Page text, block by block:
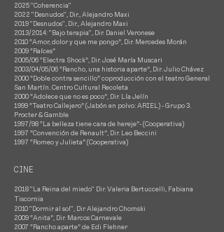
2025 "Coherencia"
2022 "Desnudos", Dir., Alejandro Maxi
2019 "Desnudos", Dir., Alejandro Maxi
2013/2014: "Bajo terapia", Dir. Daniel Veronese
2010 “Amor, dolor y que me pongo”, Dir. Mercedes Morán
2009 “Raíces”
2005/06 “Electra Shock”, Dir. José María Muscari
2003/04/05/06 “Rancho, una historia aparte”, Dir. Julio Chávez
2000 “Doble contra sencillo” coproducción con el teatro General
San Martín. Centro Cultural Recoleta
2000 “Adolece que no es poco”, Dir. Lía Jelín
1999 “Teatro Callejero” (Jabón en polvo: ARIEL) - Grupo 3.
Procter & Gamble
1997/98 “La belleza tiene cara de hereje”- (Cooperativa)
1997 “Convención de Renault”, Dir. Leo Beccini
1997 “Romeo y Julieta” (Cooperativa)
CINE
2018 "La Reina del miedo" Dir. Valeria Bertuccelli, Fabiana
Tiscornia
2010 "Dormir al sol", Dir Alejandro Chomski
2009 “Anita”, Dir. Marcos Carnevale
2007 “Rancho aparte” de Edi Flehner